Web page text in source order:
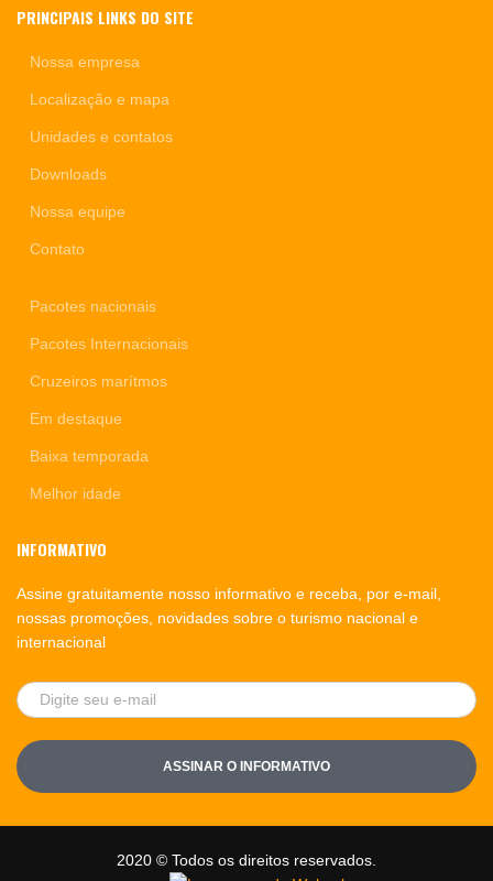
PRINCIPAIS LINKS DO SITE
Nossa empresa
Localização e mapa
Unidades e contatos
Downloads
Nossa equipe
Contato
Pacotes nacionais
Pacotes Internacionais
Cruzeiros marítmos
Em destaque
Baixa temporada
Melhor idade
INFORMATIVO
Assine gratuitamente nosso informativo e receba, por e-mail,
nossas promoções, novidades sobre o turismo nacional e
internacional
ASSINAR O INFORMATIVO
2020 © Todos os direitos reservados.